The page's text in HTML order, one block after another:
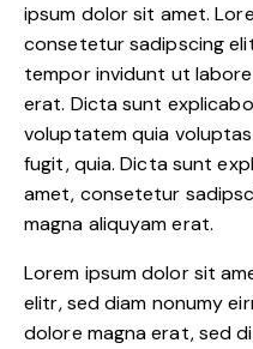
ipsum dolor sit amet.
consetetur sadipscing
tempor invidunt ut
erat. Dicta sunt
voluptatem quia
fugit, quia. Dicta sunt
amet, consetetur
magna aliquyam erat.
Lorem ipsum dolor sit
elitr, sed diam nonumy
dolore magna erat, sed